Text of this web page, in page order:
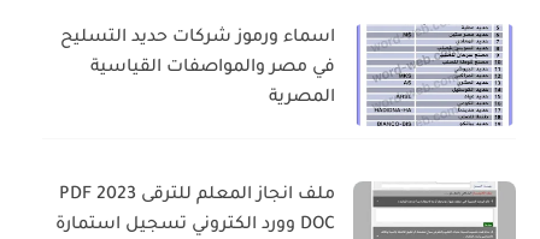
اسماء ورموز شركات حديد التسليح
في مصر والمواصفات القياسية
المصرية
ملف انجاز المعلم للترقى 2023 PDF
DOC وورد الكتروني تسجيل استمارة